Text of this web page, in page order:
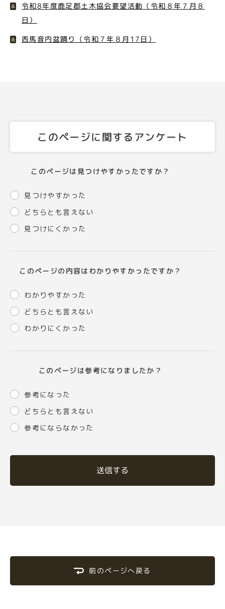
令和8年度鹿足郡土木協会要望活動（令和８年７月８
日）
西馬音内盆踊り（令和７年８月17日）
このページに関するアンケート
このページは見つけやすかったですか？
見つけやすかった
どちらとも言えない
見つけにくかった
このページの内容はわかりやすかったですか？
わかりやすかった
どちらとも言えない
わかりにくかった
このページは参考になりましたか？
参考になった
どちらとも言えない
参考にならなかった
送信する
前のページへ戻る